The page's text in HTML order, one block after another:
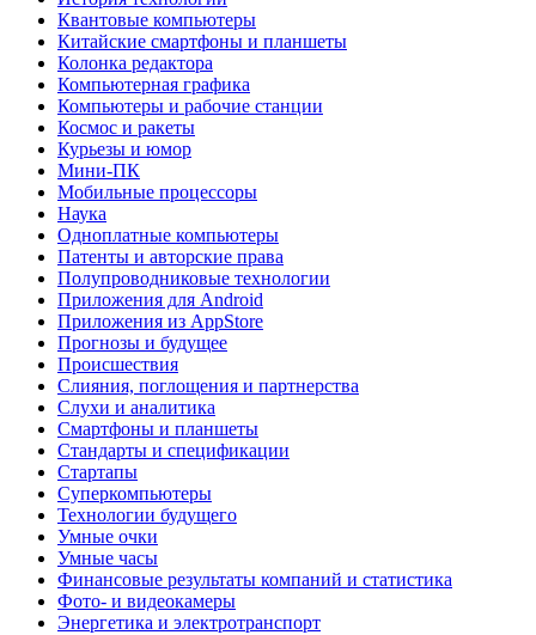
Квантовые компьютеры
Китайские смартфоны и планшеты
Колонка редактора
Компьютерная графика
Компьютеры и рабочие станции
Космос и ракеты
Курьезы и юмор
Мини-ПК
Мобильные процессоры
Наука
Одноплатные компьютеры
Патенты и авторские права
Полупроводниковые технологии
Приложения для Android
Приложения из AppStore
Прогнозы и будущее
Происшествия
Слияния, поглощения и партнерства
Слухи и аналитика
Смартфоны и планшеты
Стандарты и спецификации
Стартапы
Суперкомпьютеры
Технологии будущего
Умные очки
Умные часы
Финансовые результаты компаний и статистика
Фото- и видеокамеры
Энергетика и электротранспорт